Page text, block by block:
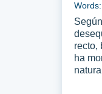
recto,
ha